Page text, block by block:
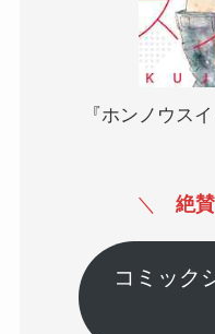
『ホンノウスイ
＼ 絶
コミック